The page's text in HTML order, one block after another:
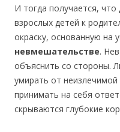
И тогда получается,
взрослых детей к
окраску, основанную на
невмешательстве.
объяснить со стороны.
умирать от
принимать на себя
скрываются глубокие